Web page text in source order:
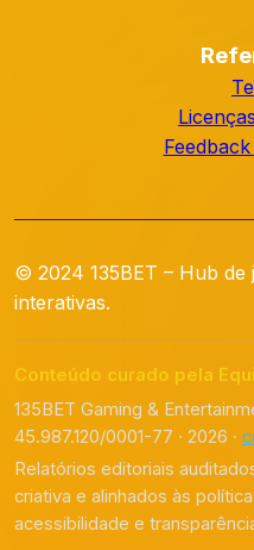
© 2024 135BET – Hub de
interativas.
Conteúdo curado pela
135BET Gaming &
45.987.120/0001-77 · 2026 ·
Relatórios editoriais
criativa e alinhados às
acessibilidade e